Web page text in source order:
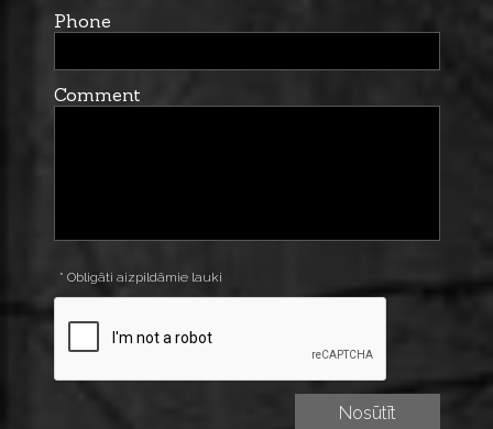
Phone
Comment
* Obligāti aizpildāmie lauki